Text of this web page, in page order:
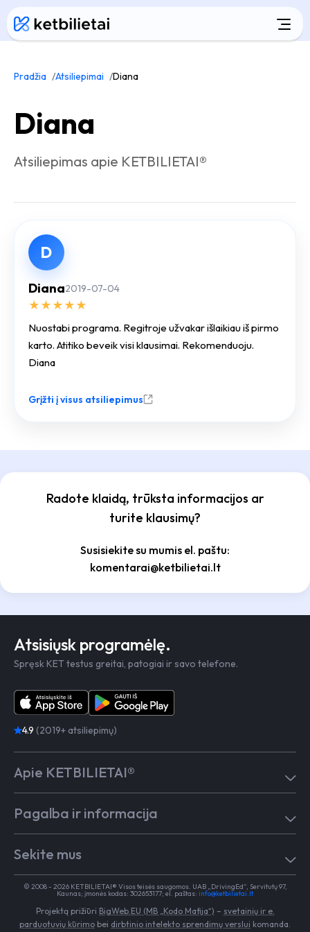
Pradžia Atsiliepimai Diana
Diana
Atsiliepimas apie KETBILIETAI®
D
Diana2019-07-04
★ ★ ★ ★ ★
Nuostabi programa. Regitroje užvakar išlaikiau iš pirmo
karto. Atitiko beveik visi klausimai. Rekomenduoju.
Diana
Grįžti į visus atsiliepimus
Radote klaidą, trūksta informacijos ar
turite klausimų?
Susisiekite su mumis el. paštu:
komentarai@ketbilietai.lt
Atsisiųsk programėlę.
Spręsk KET testus greitai, patogiai ir savo telefone.
4.9 (2019+ atsiliepimų)
Apie KETBILIETAI®
Kaip mokytis
Testai
Test in English
Kontaktai
Vairavimo mokykloms
Apie KETBILIETAI®
Pagalba ir informacija
Dažniausiai užduodami klausimai
Egzaminai Regitroje
Medicininė pažyma
Naujienos
Sekite mus
TikTok
Facebook
Instagram
© 2008 - 2026 KETBILIETAI® Visos teisės saugomos. UAB „DrivingEd“, Servitutų 97,
Kaunas; įmonės kodas: 302653177; el. paštas: info@ketbilietai.lt
Projektą prižiūri BigWeb.EU (MB „Kodo Mafija“) – svetainių ir e.
parduotuvių kūrimo bei dirbtinio intelekto sprendimų verslui komanda.